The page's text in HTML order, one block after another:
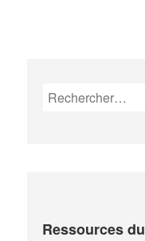
Rechercher :
Ressources